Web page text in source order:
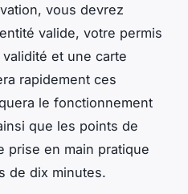
vous devrez
valide, votre permis
et une carte
rapidement ces
le fonctionnement
que les points de
prise en main pratique
de dix minutes.